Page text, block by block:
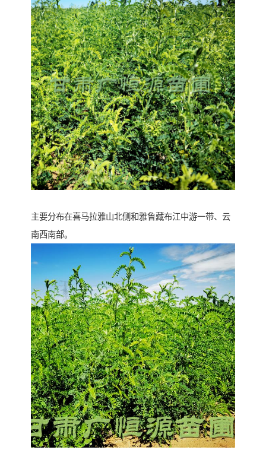
主要分布在喜马拉雅山北侧和雅鲁藏布江中游一带、云
南西南部。